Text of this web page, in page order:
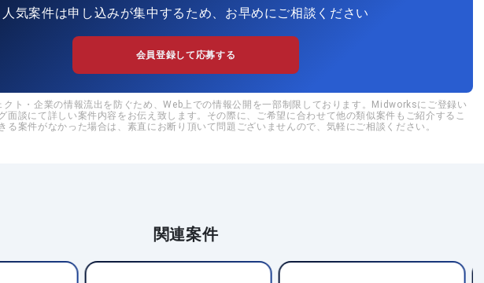
人気案件は申し込みが集中するため、お早めにご相談ください
会員登録して応募する
クト・企業の情報流出を防ぐため、Web上での情報公開を一部制限しております。Midworksにご登録い
面談にて詳しい案件内容をお伝え致します。その際に、ご希望に合わせて他の類似案件もご紹介するこ
る案件がなかった場合は、素直にお断り頂いて問題ございませんので、気軽にご相談ください。
関連案件